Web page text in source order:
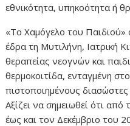
εθνικότητα, υπηκοότητα ή
«Το Χαμόγελο του Παιδιού»
έδρα τη Μυτιλήνη, Ιατρική
θεραπείας νεογνών και
θερμοκοιτίδα, ενταγμένη
πιστοποιημένους
Αξίζει να σημειωθεί ότι
έως και τον Δεκέμβριο του